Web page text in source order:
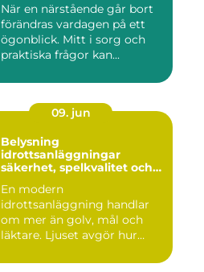
När en närstående går bort
förändras vardagen på ett
ögonblick. Mitt i sorg och
praktiska frågor kan...
09. jun
Belysning
idrottsanläggningar
säkerhet, spelkvalitet och
En modern
idrottsanläggning handlar
om mer än golv, mål och
läktare. Ljuset avgör hur